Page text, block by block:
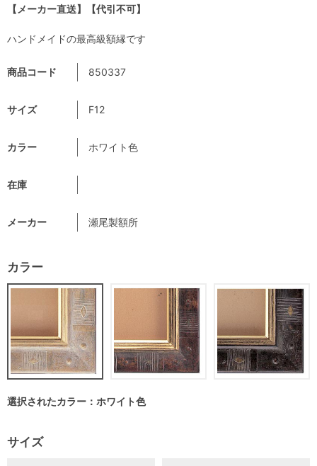
商品コード 850337
サイズ F12
カラー ホワイト色
在庫
メーカー 瀬尾製額所
カラー
選択されたカラー：ホワイト色
サイズ
【メーカー直送】【代引不可】
ハンドメイドの最高級額縁です